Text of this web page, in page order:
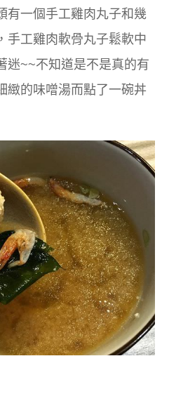
有一個手工雞肉丸子和幾
手工雞肉軟骨丸子鬆軟中
迷~~不知道是不是真的有
緻的味噌湯而點了一碗丼